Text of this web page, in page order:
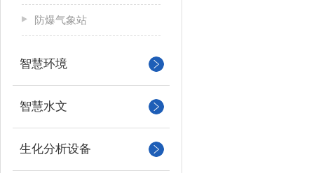
防爆气象站
智慧环境
智慧水文
生化分析设备